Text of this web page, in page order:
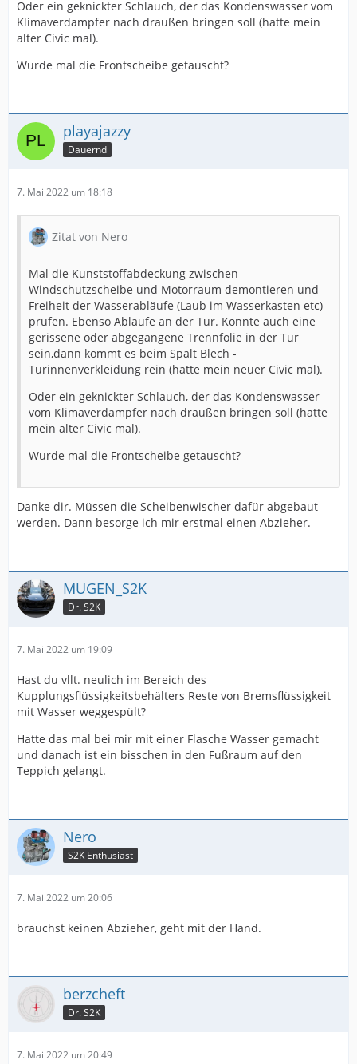
Oder ein geknickter Schlauch, der das Kondenswasser vom
Klimaverdampfer nach draußen bringen soll (hatte mein
alter Civic mal).
Wurde mal die Frontscheibe getauscht?
playajazzy
Dauernd
7. Mai 2022 um 18:18
Zitat von Nero
Mal die Kunststoffabdeckung zwischen
Windschutzscheibe und Motorraum demontieren und
Freiheit der Wasserabläufe (Laub im Wasserkasten etc)
prüfen. Ebenso Abläufe an der Tür. Könnte auch eine
gerissene oder abgegangene Trennfolie in der Tür
sein,dann kommt es beim Spalt Blech -
Türinnenverkleidung rein (hatte mein neuer Civic mal).
Oder ein geknickter Schlauch, der das Kondenswasser
vom Klimaverdampfer nach draußen bringen soll (hatte
mein alter Civic mal).
Wurde mal die Frontscheibe getauscht?
Danke dir. Müssen die Scheibenwischer dafür abgebaut
werden. Dann besorge ich mir erstmal einen Abzieher.
MUGEN_S2K
Dr. S2K
7. Mai 2022 um 19:09
Hast du vllt. neulich im Bereich des
Kupplungsflüssigkeitsbehälters Reste von Bremsflüssigkeit
mit Wasser weggespült?
Hatte das mal bei mir mit einer Flasche Wasser gemacht
und danach ist ein bisschen in den Fußraum auf den
Teppich gelangt.
Nero
S2K Enthusiast
7. Mai 2022 um 20:06
brauchst keinen Abzieher, geht mit der Hand.
berzcheft
Dr. S2K
7. Mai 2022 um 20:49